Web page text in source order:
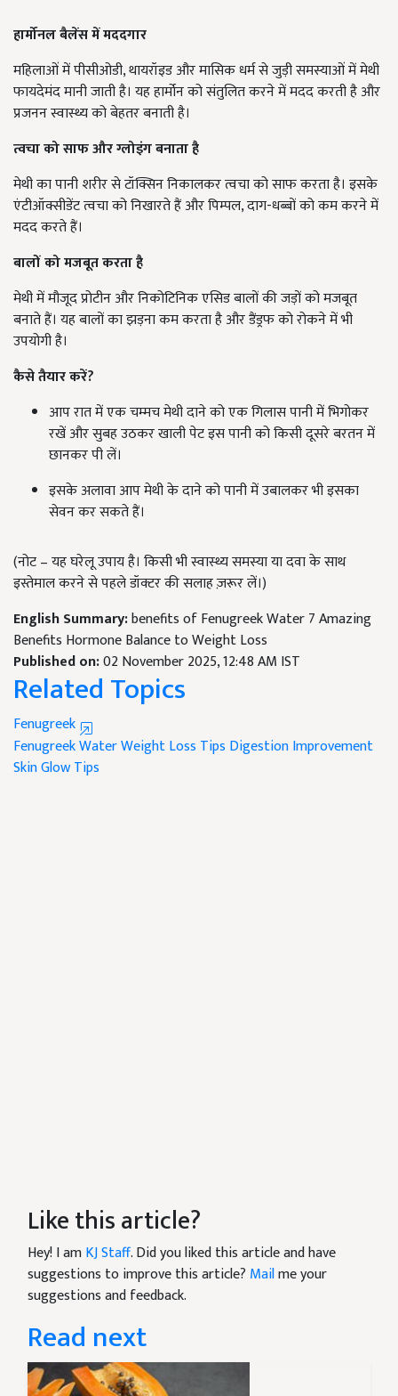
हार्मोनल बैलेंस में मददगार
महिलाओं में पीसीओडी, थायरॉइड और मासिक धर्म से जुड़ी समस्याओं में मेथी
फायदेमंद मानी जाती है। यह हार्मोन को संतुलित करने में मदद करती है और
प्रजनन स्वास्थ्य को बेहतर बनाती है।
त्वचा को साफ और ग्लोइंग बनाता है
मेथी का पानी शरीर से टॉक्सिन निकालकर त्वचा को साफ करता है। इसके
एंटीऑक्सीडेंट त्वचा को निखारते हैं और पिम्पल, दाग-धब्बों को कम करने में
मदद करते हैं।
बालों को मजबूत करता है
मेथी में मौजूद प्रोटीन और निकोटिनिक एसिड बालों की जड़ों को मजबूत
बनाते हैं। यह बालों का झड़ना कम करता है और डैंड्रफ को रोकने में भी
उपयोगी है।
कैसे तैयार करें?
आप रात में एक चम्मच मेथी दाने को एक गिलास पानी में भिगोकर
रखें और सुबह उठकर खाली पेट इस पानी को किसी दूसरे बरतन में
छानकर पी लें।
इसके अलावा आप मेथी के दाने को पानी में उबालकर भी इसका
सेवन कर सकते हैं।
(नोट – यह घरेलू उपाय है। किसी भी स्वास्थ्य समस्या या दवा के साथ
इस्तेमाल करने से पहले डॉक्टर की सलाह ज़रूर लें।)
English Summary:benefits of Fenugreek Water 7 Amazing
Benefits Hormone Balance to Weight Loss
Published on:02 November 2025, 12:48 AM IST
Related Topics
Fenugreek
Fenugreek WaterWeight Loss Tips Digestion Improvement
Skin Glow Tips
Like this article?
Hey! I amKJ Staff. Did you liked this article and have
suggestions to improve this article? Mailme your
suggestions and feedback.
Read next